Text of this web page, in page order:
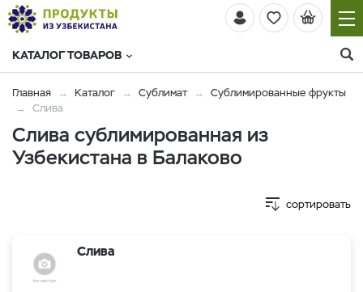
КАТАЛОГ ТОВАРОВ
Главная Каталог Сублимат
Сублимированные фрукты
Слива
Слива сублимированная из
Узбекистана в Балаково
сортировать
Слива